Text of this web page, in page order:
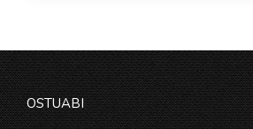
OSTUABI